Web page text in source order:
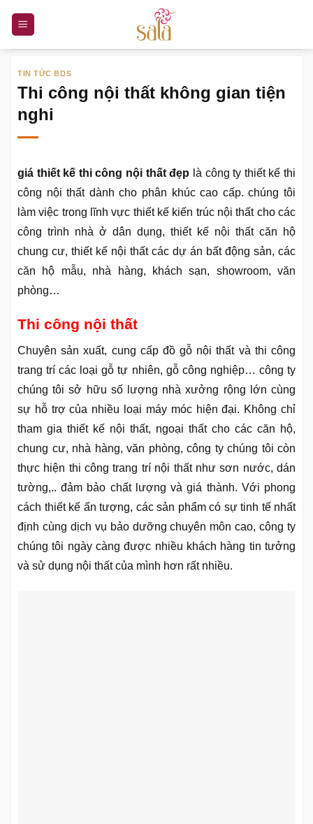
nội
TIN TỨC BDS
Thi công nội thất không gian tiện
nghi
giá thiết kế thi công nội thất đẹp là công ty thiết kế thi
công nội thất dành cho phân khúc cao cấp. chúng tôi
làm việc trong lĩnh vực thiết kế kiến trúc nội thất cho các
công trình nhà ở dân dụng, thiết kế nội thất căn hộ
chung cư, thiết kế nội thất các dự án bất động sản, các
căn hộ mẫu, nhà hàng, khách sạn, showroom, văn
phòng…
Thi công nội thất
Chuyên sản xuất, cung cấp đồ gỗ nội thất và thi công
trang trí các loại gỗ tự nhiên, gỗ công nghiệp… công ty
chúng tôi sở hữu số lượng nhà xưởng rộng lớn cùng
sự hỗ trợ của nhiều loại máy móc hiện đại. Không chỉ
tham gia thiết kế nội thất, ngoại thất cho các căn hộ,
chung cư, nhà hàng, văn phòng, công ty chúng tôi còn
thực hiện thi công trang trí nội thất như sơn nước, dán
tường,.. đảm bảo chất lượng và giá thành. Với phong
cách thiết kế ấn tượng, các sản phẩm có sự tinh tế nhất
định cùng dịch vụ bảo dưỡng chuyên môn cao, công ty
chúng tôi ngày càng được nhiều khách hàng tin tưởng
và sử dụng nội thất của mình hơn rất nhiều.